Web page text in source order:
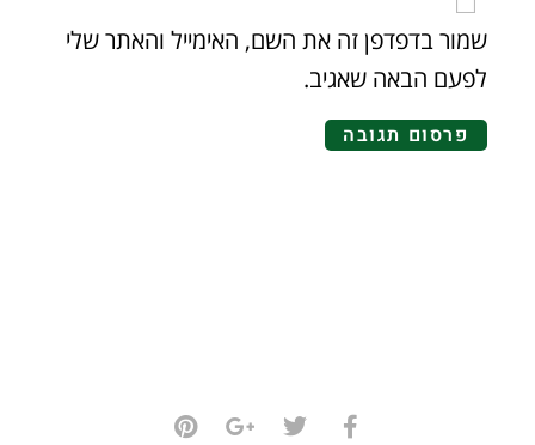
שמור בדפדפן זה את השם, האימייל והאתר שלי
לפעם הבאה שאגיב.